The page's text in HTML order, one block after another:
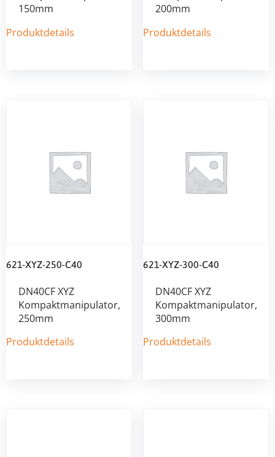
150mm
Produktdetails
200mm
Produktdetails
621-XYZ-250-C40
DN40CF XYZ
Kompaktmanipulator,
250mm
Produktdetails
621-XYZ-300-C40
DN40CF XYZ
Kompaktmanipulator,
300mm
Produktdetails